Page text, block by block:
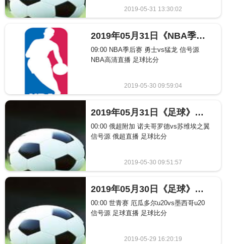
2019-05-31 13:30:02
362
2019年05月31日《NBA季后赛》NBA比赛赛程表
09:00 NBA季后赛 勇士vs猛龙 信号源
NBA高清直播 足球比分
2019-05-30 09:59:04
403
2019年05月31日《足球》比赛赛程表
00:00 俄超附加 诺夫哥罗德vs苏维埃之翼
信号源 俄超直播 足球比分
2019-05-30 09:51:57
166
2019年05月30日《足球》比赛赛程表
00:00 世青赛 厄瓜多尔u20vs墨西哥u20
信号源 足球直播 足球比分
2019-05-29 16:20:19